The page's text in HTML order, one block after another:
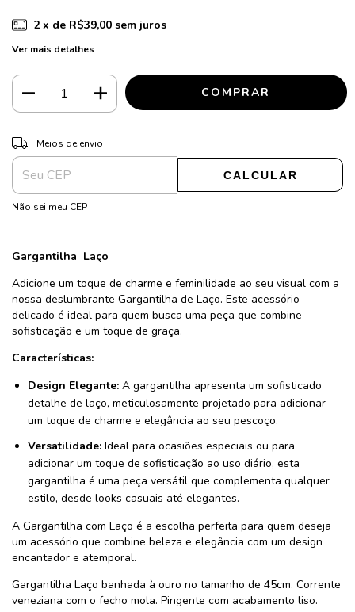
2 x de R$39,00 sem juros
Ver mais detalhes
Entregas para o CEP:
Meios de envio
CALCULAR
Não sei meu CEP
Gargantilha Laço
Adicione um toque de charme e feminilidade ao seu visual com a
nossa deslumbrante Gargantilha de Laço. Este acessório
delicado é ideal para quem busca uma peça que combine
sofisticação e um toque de graça.
Características:
Design Elegante: A gargantilha apresenta um sofisticado
detalhe de laço, meticulosamente projetado para adicionar
um toque de charme e elegância ao seu pescoço.
Versatilidade: Ideal para ocasiões especiais ou para
adicionar um toque de sofisticação ao uso diário, esta
gargantilha é uma peça versátil que complementa qualquer
estilo, desde looks casuais até elegantes.
A Gargantilha com Laço é a escolha perfeita para quem deseja
um acessório que combine beleza e elegância com um design
encantador e atemporal.
Gargantilha Laço banhada à ouro no tamanho de 45cm. Corrente
veneziana com o fecho mola. Pingente com acabamento liso.